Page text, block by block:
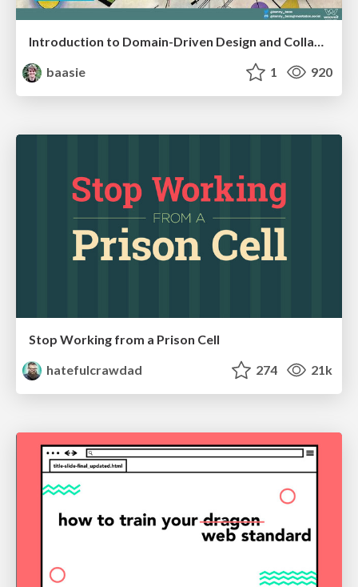
baasie
1 920
Stop Working from a Prison Cell
hatefulcrawdad
274 21k